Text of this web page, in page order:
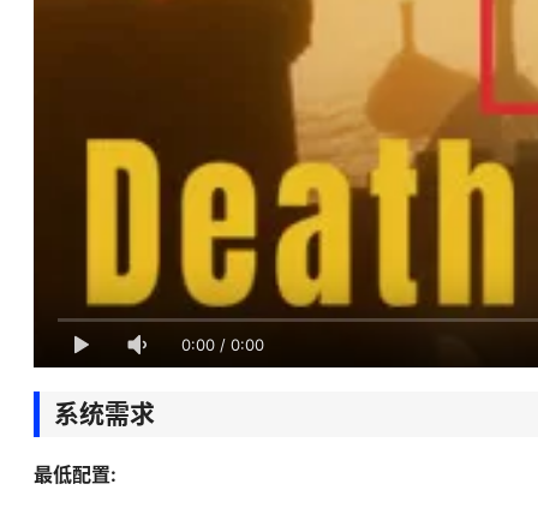
0:00 / 0:00
系统需求
最低配置: